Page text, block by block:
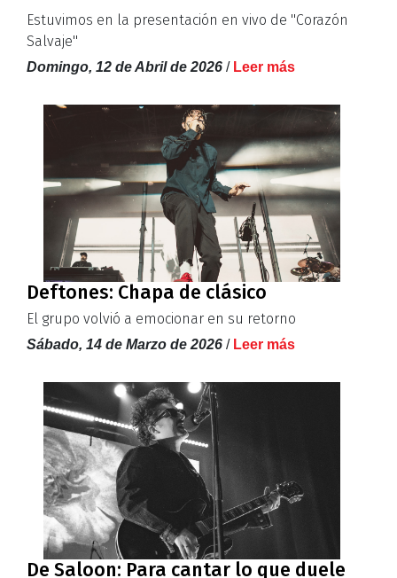
Estuvimos en la presentación en vivo de ''Corazón
Salvaje''
Domingo, 12 de Abril de 2026 / Leer más
Deftones: Chapa de clásico
El grupo volvió a emocionar en su retorno
Sábado, 14 de Marzo de 2026 / Leer más
De Saloon: Para cantar lo que duele